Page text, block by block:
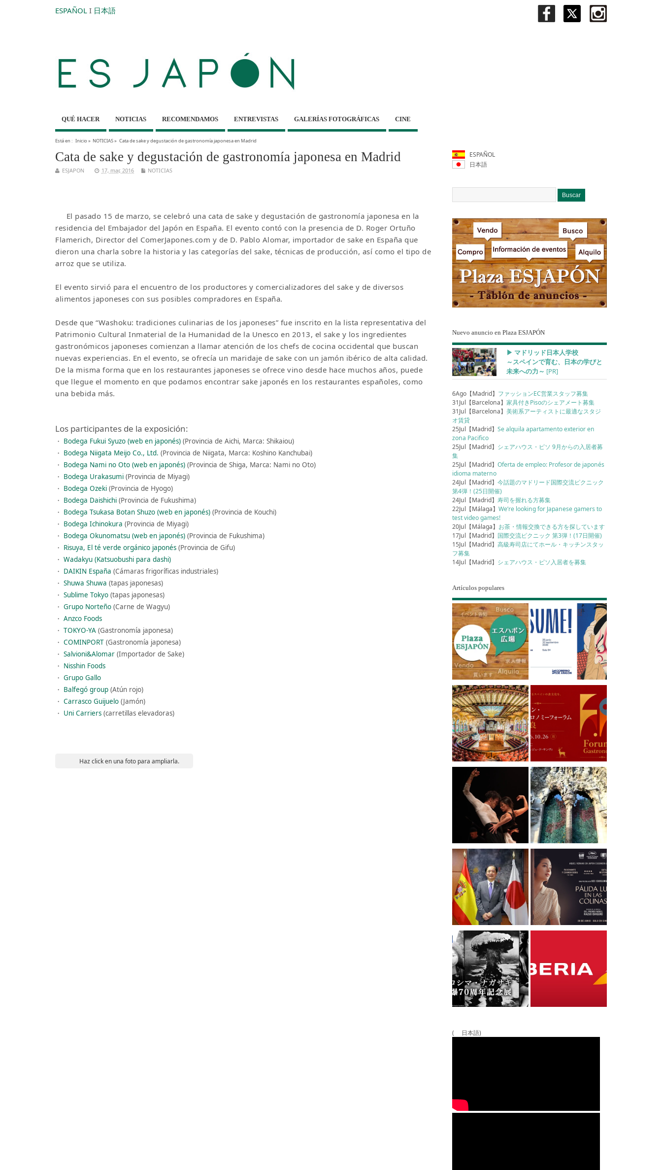
ESPAÑOL I 日本語
QUÉ HACER NOTICIAS RECOMENDAMOS ENTREVISTAS GALERÍAS FOTOGRÁFICAS CINE
Está en : Inicio» NOTICIAS» Cata de sake y degustación de gastronomía japonesa en Madrid
Cata de sake y degustación de gastronomía japonesa en Madrid
ESJAPON 17, mar, 2016 NOTICIAS
El pasado 15 de marzo, se celebró una cata de sake y degustación de gastronomía japonesa en la
residencia del Embajador del Japón en España. El evento contó con la presencia de D. Roger Ortuño
Flamerich, Director del ComerJapones.com y de D. Pablo Alomar, importador de sake en España que
dieron una charla sobre la historia y las categorías del sake, técnicas de producción, así como el tipo de
arroz que se utiliza.
El evento sirvió para el encuentro de los productores y comercializadores del sake y de diversos
alimentos japoneses con sus posibles compradores en España.
Desde que “Washoku: tradiciones culinarias de los japoneses” fue inscrito en la lista representativa del
Patrimonio Cultural Inmaterial de la Humanidad de la Unesco en 2013, el sake y los ingredientes
gastronómicos japoneses comienzan a llamar atención de los chefs de cocina occidental que buscan
nuevas experiencias. En el evento, se ofrecía un maridaje de sake con un jamón ibérico de alta calidad.
De la misma forma que en los restaurantes japoneses se ofrece vino desde hace muchos años, puede
que llegue el momento en que podamos encontrar sake japonés en los restaurantes españoles, como
una bebida más.
Los participantes de la exposición:
・ Bodega Fukui Syuzo (web en japonés) (Provincia de Aichi, Marca: Shikaiou)
・ Bodega Niigata Meijo Co., Ltd. (Provincia de Niigata, Marca: Koshino Kanchubai)
・ Bodega Nami no Oto (web en japonés) (Provincia de Shiga, Marca: Nami no Oto)
・ Bodega Urakasumi (Provincia de Miyagi)
・ Bodega Ozeki (Provincia de Hyogo)
・ Bodega Daishichi (Provincia de Fukushima)
・ Bodega Tsukasa Botan Shuzo (web en japonés) (Provincia de Kouchi)
・ Bodega Ichinokura (Provincia de Miyagi)
・ Bodega Okunomatsu (web en japonés) (Provincia de Fukushima)
・ Risuya, El té verde orgánico japonés (Provincia de Gifu)
・ Wadakyu (Katsuobushi para dashi)
・ DAIKIN España (Cámaras frigoríficas industriales)
・ Shuwa Shuwa (tapas japonesas)
・ Sublime Tokyo (tapas japonesas)
・ Grupo Norteño (Carne de Wagyu)
・ Anzco Foods
・ TOKYO-YA (Gastronomía japonesa)
・ COMINPORT (Gastronomía japonesa)
・ Salvioni&Alomar (Importador de Sake)
・ Nisshin Foods
・ Grupo Gallo
・ Balfegó group (Atún rojo)
・ Carrasco Guijuelo (Jamón)
・ Uni Carriers (carretillas elevadoras)
Haz click en una foto para ampliarla.
ESPAÑOL
日本語
Nuevo anuncio en Plaza ESJAPÓN
▶︎ マドリッド日本人学校
～スペインで育む、日本の学びと
未来への力～ [PR]
6Ago【Madrid】 ファッションEC営業スタッフ募集
31Jul【Barcelona】家具付きPisoのシェアメート募集
31Jul【Barcelona】美術系アーティストに最適なスタジ
オ賃貸
25Jul【Madrid】Se alquila apartamento exterior en
zona Pacifico
25Jul【Madrid】 シェアハウス・ピソ 9月からの入居者募
集
25Jul【Madrid】Oferta de empleo: Profesor de japonés
idioma materno
24Jul【Madrid】今話題のマドリード国際交流ピクニック
第4弾！(25日開催)
24Jul【Madrid】寿司を握れる方募集
22Jul【Málaga】We’re looking for Japanese gamers to
test video games!
20Jul【Málaga】 お茶・情報交換できる方を探しています
17Jul【Madrid】 国際交流ピクニック 第3弾！(17日開催)
15Jul【Madrid】高級寿司店にてホール・キッチンスタッ
フ募集
14Jul【Madrid】 シェアハウス・ピソ入居者を募集
Artículos populares
( 日本語)